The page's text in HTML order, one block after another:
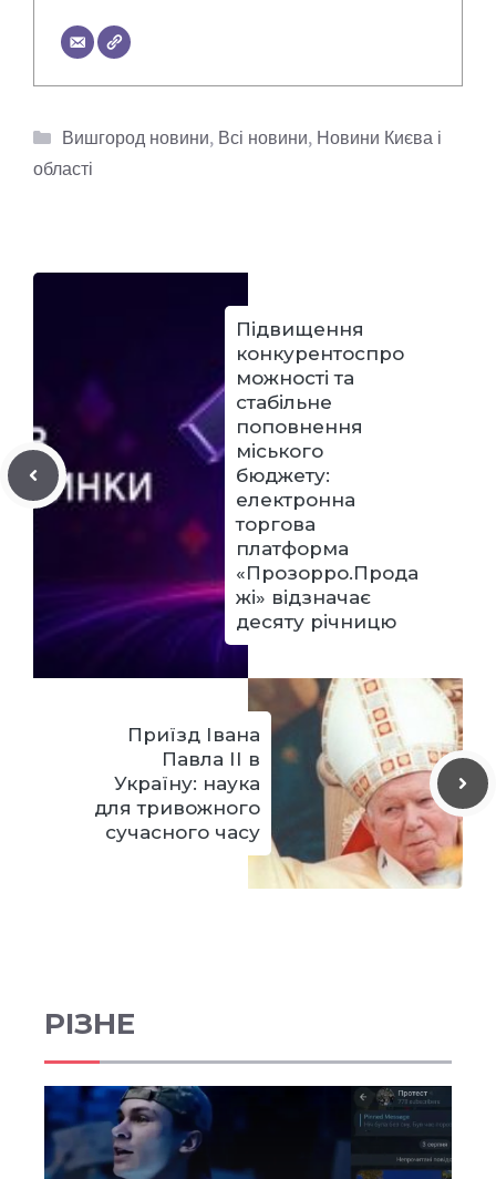
Категорії
Вишгород новини, Всі новини, Новини Києва і
області
Підвищення
конкурентоспро
можності та
стабільне
поповнення
міського
бюджету:
електронна
торгова
платформа
«Прозорро.Прода
жі» відзначає
десяту річницю
Приїзд Івана
Павла ІІ в
Україну: наука
для тривожного
сучасного часу
РІЗНЕ